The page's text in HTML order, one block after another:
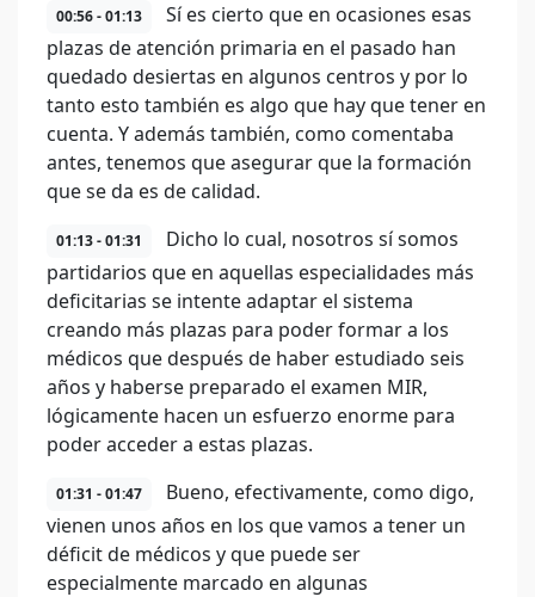
00:56 - 01:13
Sí es cierto que en ocasiones esas
plazas de atención primaria en el pasado han
quedado desiertas en algunos centros y por lo
tanto esto también es algo que hay que tener en
cuenta. Y además también, como comentaba
antes, tenemos que asegurar que la formación
que se da es de calidad.
01:13 - 01:31
Dicho lo cual, nosotros sí somos
partidarios que en aquellas especialidades más
deficitarias se intente adaptar el sistema
creando más plazas para poder formar a los
médicos que después de haber estudiado seis
años y haberse preparado el examen MIR,
lógicamente hacen un esfuerzo enorme para
poder acceder a estas plazas.
01:31 - 01:47
Bueno, efectivamente, como digo,
vienen unos años en los que vamos a tener un
déficit de médicos y que puede ser
especialmente marcado en algunas